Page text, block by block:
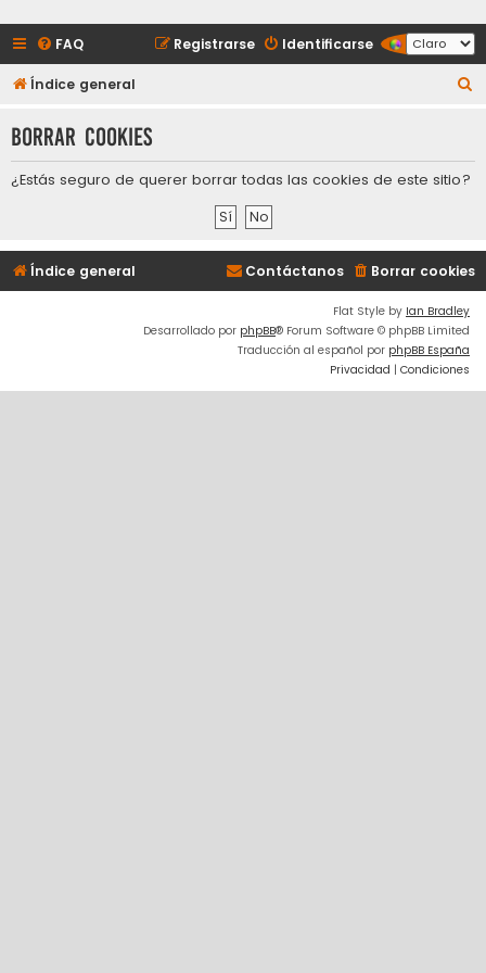
FAQ Identificarse
Registrarse
Índice general
c
Borrar cookies
¿Estás seguro de querer borrar todas las cookies de este sitio?
Índice general Borrar cookies
Contáctanos
Flat Style by Ian Bradley
Desarrollado por phpBB® Forum Software © phpBB Limited
Traducción al español por phpBB España
Privacidad | Condiciones